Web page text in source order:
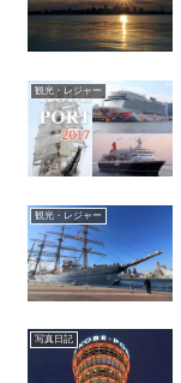
観光・レジャー
観光・レジャー
写真日記